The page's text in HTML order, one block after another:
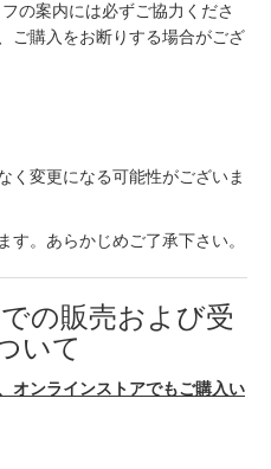
の案内には必ずご協力くださ
ご購入をお断りする場合がござ
く変更になる可能性がございま
。あらかじめご了承下さい。
の販売および受
いて
オンラインストアでもご購入い